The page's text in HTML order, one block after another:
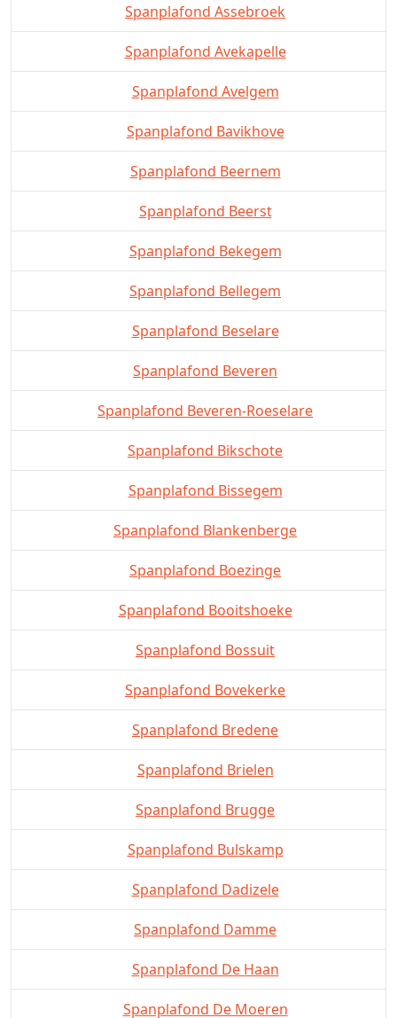
Spanplafond Assebroek
Spanplafond Avekapelle
Spanplafond Avelgem
Spanplafond Bavikhove
Spanplafond Beernem
Spanplafond Beerst
Spanplafond Bekegem
Spanplafond Bellegem
Spanplafond Beselare
Spanplafond Beveren
Spanplafond Beveren-Roeselare
Spanplafond Bikschote
Spanplafond Bissegem
Spanplafond Blankenberge
Spanplafond Boezinge
Spanplafond Booitshoeke
Spanplafond Bossuit
Spanplafond Bovekerke
Spanplafond Bredene
Spanplafond Brielen
Spanplafond Brugge
Spanplafond Bulskamp
Spanplafond Dadizele
Spanplafond Damme
Spanplafond De Haan
Spanplafond De Moeren